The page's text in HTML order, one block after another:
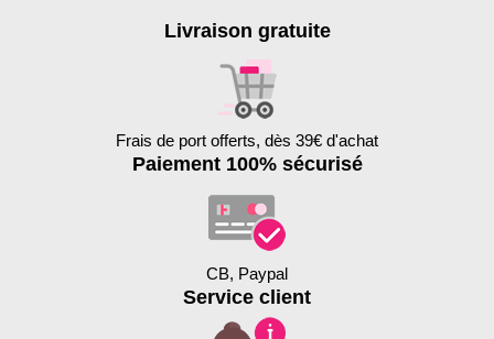
Livraison gratuite
Frais de port offerts, dès 39€ d'achat
Paiement 100% sécurisé
CB, Paypal
Service client